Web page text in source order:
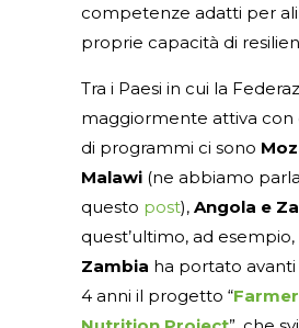
competenze adatti per
proprie capacità di
Tra i Paesi in cui la
maggiormente attiva con
di programmi ci sono
Malawi (ne abbiamo
questo post), Angola e
quest’ultimo, ad esempio,
Zambia ha portato
4 anni il progetto “